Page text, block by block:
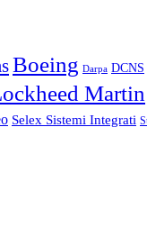
Boeing Darpa DCNS
Martin
Selex Sistemi Integrati